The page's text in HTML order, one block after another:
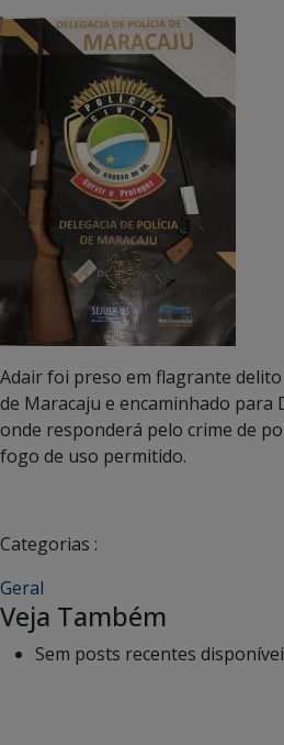
Adair foi preso em flagrante delito
de Maracaju e encaminhado para
onde responderá pelo crime de
fogo de uso permitido.
Categorias :
Geral
Veja Também
Sem posts recentes